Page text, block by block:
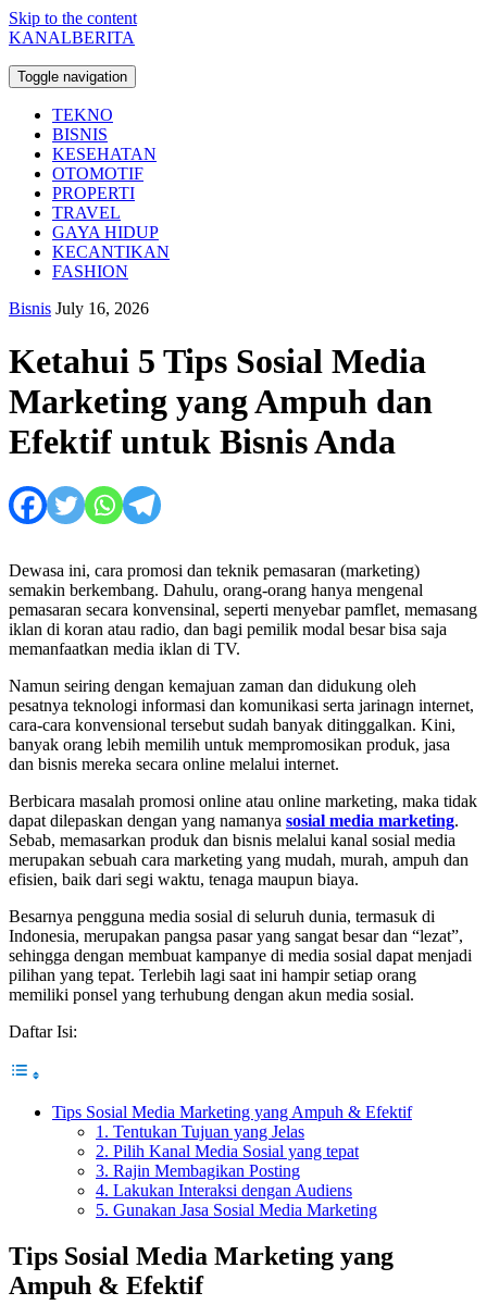
Skip to the content
KANALBERITA
Toggle navigation
TEKNO
BISNIS
KESEHATAN
OTOMOTIF
PROPERTI
TRAVEL
GAYA HIDUP
KECANTIKAN
FASHION
Bisnis July 16, 2026
Ketahui 5 Tips Sosial Media
Marketing yang Ampuh dan
Efektif untuk Bisnis Anda
Dewasa ini, cara promosi dan teknik pemasaran (marketing)
semakin berkembang. Dahulu, orang-orang hanya mengenal
pemasaran secara konvensinal, seperti menyebar pamflet, memasang
iklan di koran atau radio, dan bagi pemilik modal besar bisa saja
memanfaatkan media iklan di TV.
Namun seiring dengan kemajuan zaman dan didukung oleh
pesatnya teknologi informasi dan komunikasi serta jarinagn internet,
cara-cara konvensional tersebut sudah banyak ditinggalkan. Kini,
banyak orang lebih memilih untuk mempromosikan produk, jasa
dan bisnis mereka secara online melalui internet.
Berbicara masalah promosi online atau online marketing, maka tidak
dapat dilepaskan dengan yang namanya sosial media marketing.
Sebab, memasarkan produk dan bisnis melalui kanal sosial media
merupakan sebuah cara marketing yang mudah, murah, ampuh dan
efisien, baik dari segi waktu, tenaga maupun biaya.
Besarnya pengguna media sosial di seluruh dunia, termasuk di
Indonesia, merupakan pangsa pasar yang sangat besar dan “lezat”,
sehingga dengan membuat kampanye di media sosial dapat menjadi
pilihan yang tepat. Terlebih lagi saat ini hampir setiap orang
memiliki ponsel yang terhubung dengan akun media sosial.
Daftar Isi:
Tips Sosial Media Marketing yang Ampuh & Efektif
1. Tentukan Tujuan yang Jelas
2. Pilih Kanal Media Sosial yang tepat
3. Rajin Membagikan Posting
4. Lakukan Interaksi dengan Audiens
5. Gunakan Jasa Sosial Media Marketing
Tips Sosial Media Marketing yang
Ampuh & Efektif